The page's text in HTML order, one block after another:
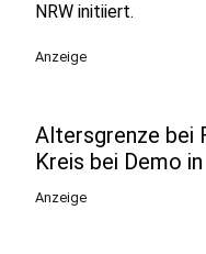
NRW initiiert.
Anzeige
Altersgrenze bei
Kreis bei Demo
Anzeige